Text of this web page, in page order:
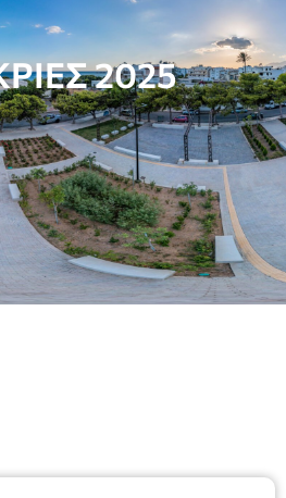
2025